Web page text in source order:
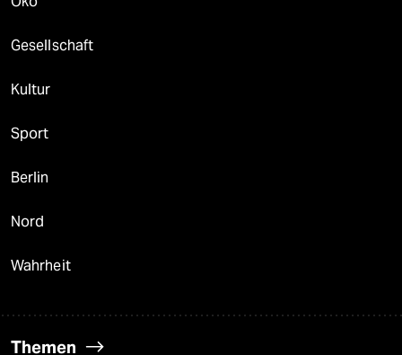
Gesellschaft
Kultur
Sport
Berlin
Nord
Wahrheit
Themen